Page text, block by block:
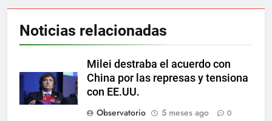
Noticias relacionadas
Milei destraba el acuerdo con
China por las represas y tensiona
con EE.UU.
Observatorio
5 meses ago 0